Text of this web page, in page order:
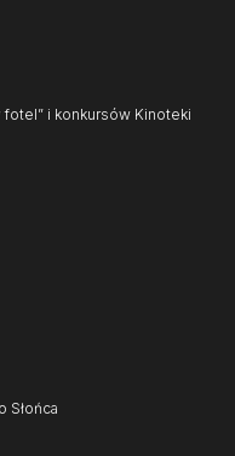
i konkursów Kinoteki
Słońca